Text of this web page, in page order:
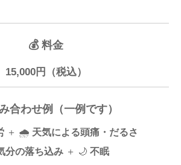
💰 料金
15,000円（税込）
合わせ例（一例です）
＋ 🌧 天気による頭痛・だるさ
分の落ち込み＋ 🌙 不眠